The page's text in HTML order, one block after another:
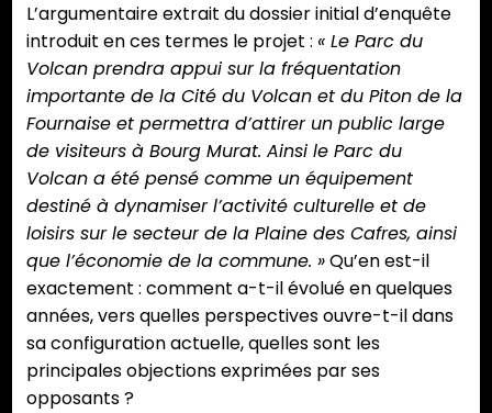
L’argumentaire extrait du dossier initial d’enquête
introduit en ces termes le projet : « Le Parc du
Volcan prendra appui sur la fréquentation
importante de la Cité du Volcan et du Piton de la
Fournaise et permettra d’attirer un public large
de visiteurs à Bourg Murat. Ainsi le Parc du
Volcan a été pensé comme un équipement
destiné à dynamiser l’activité culturelle et de
loisirs sur le secteur de la Plaine des Cafres, ainsi
que l’économie de la commune. »Qu’en est-il
exactement : comment a-t-il évolué en quelques
années, vers quelles perspectives ouvre-t-il dans
sa configuration actuelle, quelles sont les
principales objections exprimées par ses
opposants ?